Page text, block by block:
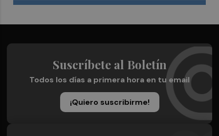
Suscríbete al Boletín
Todos los días a primera hora en tu email
¡Quiero suscribirme!